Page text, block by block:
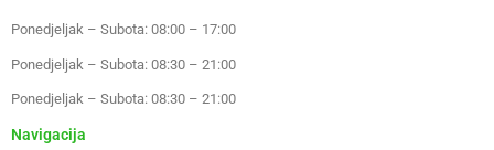
Ponedjeljak – Subota: 08:00 – 17:00
Ponedjeljak – Subota: 08:30 – 21:00
Ponedjeljak – Subota: 08:30 – 21:00
Navigacija